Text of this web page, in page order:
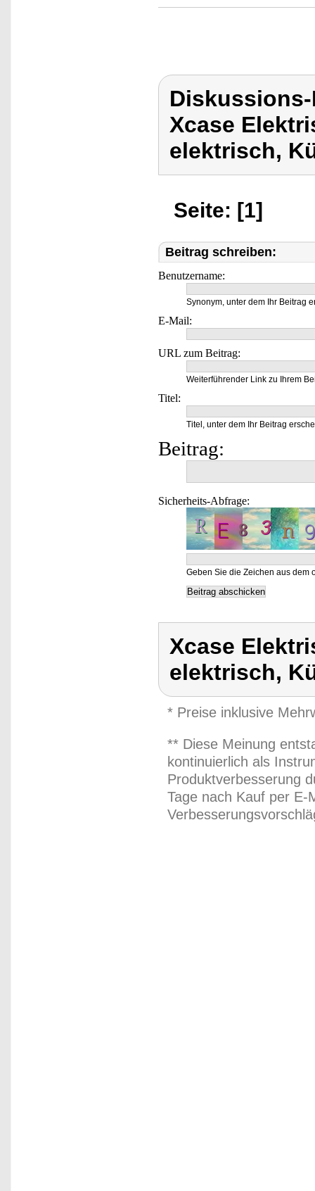
Xcase
elektrisch,
Seite: [1]
Beitrag schreiben:
Benutzername:
Synonym, unter dem Ihr Beitrag
E-Mail:
URL zum Beitrag:
Weiterführender Link zu Ihrem
Titel:
Titel, unter dem Ihr Beitrag
Beitrag:
Sicherheits-Abfrage:
Geben Sie die Zeichen aus dem
Xcase
elektrisch,
* Preise inklusive
** Diese Meinung
kontinuierlich als
Produktverbesserung
Tage nach Kauf per E-